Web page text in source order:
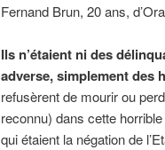
Fernand Brun, 20 ans,
Ils n’étaient ni des
adverse, simplement des
refusèrent de mourir ou
reconnu) dans cette
qui étaient la négation de